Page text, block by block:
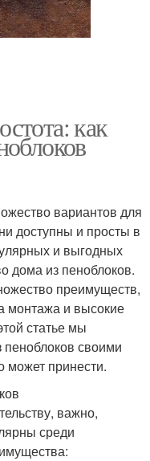
как
вариантов для
доступны и просты в
и выгодных
дома из пеноблоков.
преимуществ,
монтажа и высокие
статье мы
пеноблоков своими
может принести.
важно,
среди